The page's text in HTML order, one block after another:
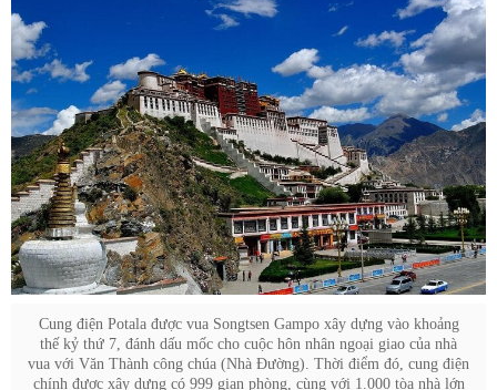
Cung điện Potala được vua Songtsen Gampo xây dựng vào khoảng
thế kỷ thứ 7, đánh dấu mốc cho cuộc hôn nhân ngoại giao của nhà
vua với Văn Thành công chúa (Nhà Đường). Thời điểm đó, cung điện
chính được xây dựng có 999 gian phòng, cùng với 1.000 tòa nhà lớn